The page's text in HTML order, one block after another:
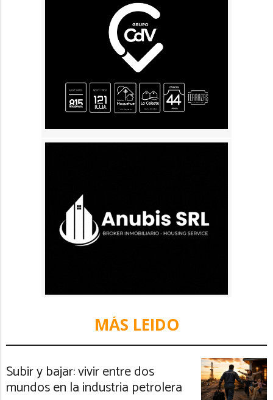
MÁS LEIDO
Subir y bajar: vivir entre dos
mundos en la industria petrolera